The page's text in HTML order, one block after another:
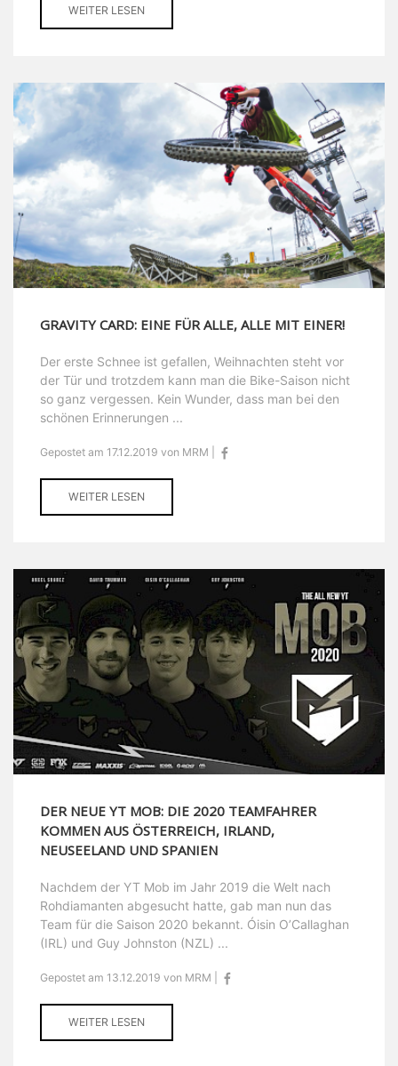
WEITER LESEN
GRAVITY CARD: EINE FÜR ALLE, ALLE MIT EINER!
Der erste Schnee ist gefallen, Weihnachten steht vor
der Tür und trotzdem kann man die Bike-Saison nicht
so ganz vergessen. Kein Wunder, dass man bei den
schönen Erinnerungen ...
Gepostet am 17.12.2019 von MRM |
WEITER LESEN
DER NEUE YT MOB: DIE 2020 TEAMFAHRER
KOMMEN AUS ÖSTERREICH, IRLAND,
NEUSEELAND UND SPANIEN
Nachdem der YT Mob im Jahr 2019 die Welt nach
Rohdiamanten abgesucht hatte, gab man nun das
Team für die Saison 2020 bekannt. Óisin O’Callaghan
(IRL) und Guy Johnston (NZL) ...
Gepostet am 13.12.2019 von MRM |
WEITER LESEN